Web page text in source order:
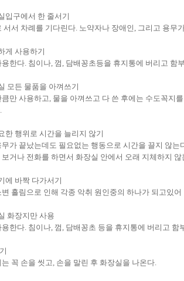
입구에서 한 줄서기
서서 차례를 기다린다. 노약자나 장애인, 그리고 용무
게 사용하기
한다. 침이나, 껌, 담배꽁초등을 휴지통에 버리고 함
모든 물품을 아껴쓰기
만 사용하고, 물을 아껴쓰고 다 쓴 후에는 수도꼭지
한 행위로 시간을 늘리지 않기
가 끝났는데도 필요없는 행동으로 시간을 끌지 않
거나 전화를 하면서 화장실 안에서 오래 지체하지 않
에 바짝 다가서기
흘림으로 인해 각종 악취 원인중의 하나가 되고있
화장지만 사용
한다. 침이나, 껌, 담배꽁초 등을 휴지통에 버리고 함
꼭 손을 씻고, 손을 말린 후 화장실을 나온다.